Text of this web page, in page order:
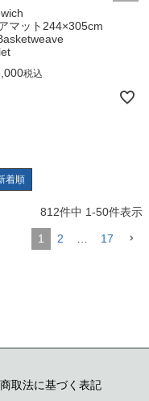
マット244×305cm
税込
着順
812件中 1-50件表示
1 2 17
取法に基づく表記